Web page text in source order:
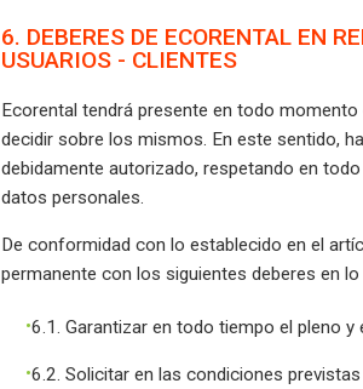
6. DEBERES DE ECORENTAL EN
USUARIOS - CLIENTES
Ecorental tendrá presente en todo
decidir sobre los mismos. En este sentido,
debidamente autorizado, respetando en
datos personales.
De conformidad con lo establecido en el
permanente con los siguientes deberes en
6.1. Garantizar en todo tiempo el pleno
6.2. Solicitar en las condiciones